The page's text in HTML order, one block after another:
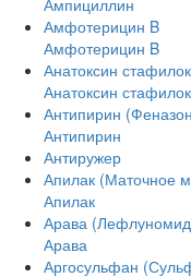
Ампициллин
Амфотерицин B
Амфотерицин B
Анатоксин
Анатоксин
Антипирин
Антипирин
Антиружер
Апилак (Маточное
Апилак
Арава
Арава
Аргосульфан